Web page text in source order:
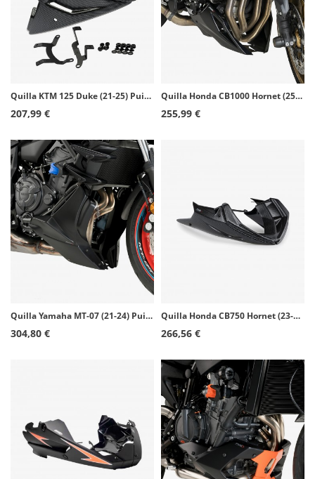
Quilla KTM 125 Duke (21-25) Puig Símil carbono 22332C
207,99 €
Quilla Honda CB1000 Hornet (25-26) Puig Negro 22385N
255,99 €
Quilla Yamaha MT-07 (21-24) Puig Negro 20624J
304,80 €
Quilla Honda CB750 Hornet (23-26) Puig Símil carbono 21481C
266,56 €